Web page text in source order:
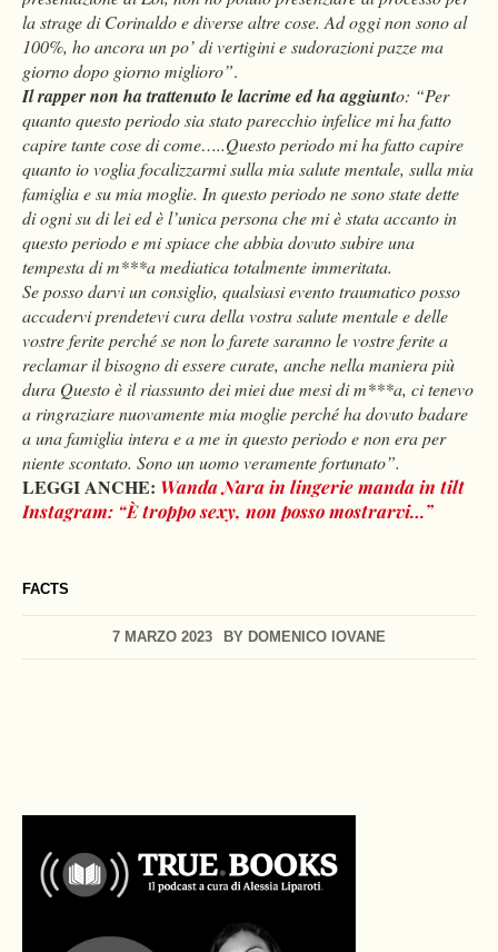
FACTS
7 MARZO 2023 BY DOMENICO IOVANE
la strage di Corinaldo e diverse altre cose. Ad oggi non sono al
100%, ho ancora un po’ di vertigini e sudorazioni pazze ma
giorno dopo giorno miglioro”.
Il rapper non ha trattenuto le lacrime ed ha aggiunto: “Per
quanto questo periodo sia stato parecchio infelice mi ha fatto
capire tante cose di come…..Questo periodo mi ha fatto capire
quanto io voglia focalizzarmi sulla mia salute mentale, sulla mia
famiglia e su mia moglie. In questo periodo ne sono state dette
di ogni su di lei ed è l’unica persona che mi è stata accanto in
questo periodo e mi spiace che abbia dovuto subire una
tempesta di m***a mediatica totalmente immeritata.
Se posso darvi un consiglio, qualsiasi evento traumatico posso
accadervi prendetevi cura della vostra salute mentale e delle
vostre ferite perché se non lo farete saranno le vostre ferite a
reclamar il bisogno di essere curate, anche nella maniera più
dura Questo è il riassunto dei miei due mesi di m***a, ci tenevo
a ringraziare nuovamente mia moglie perché ha dovuto badare
a una famiglia intera e a me in questo periodo e non era per
niente scontato. Sono un uomo veramente fortunato”.
LEGGI ANCHE: Wanda Nara in lingerie manda in tilt
Instagram: “È troppo sexy, non posso mostrarvi…”